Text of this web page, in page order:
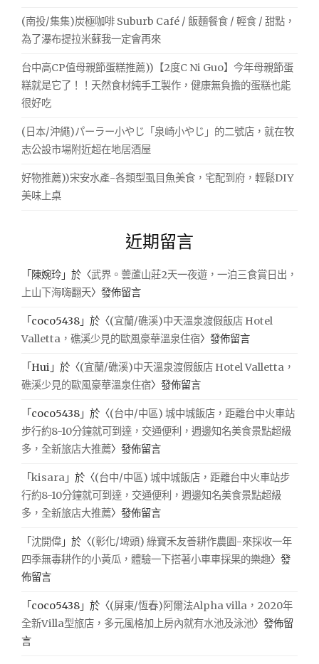
(南投/集集)炭極咖啡 Suburb Café / 飯麵餐食 / 輕食 / 甜點，
為了瀑布提拉米蘇我一定會再來
台中高CP值母親節蛋糕推薦))【2度C Ni Guo】今年母親節蛋
糕就是它了！！天然食材純手工製作，健康無負擔的蛋糕也能
很好吃
(日本/沖繩)パーラー小やじ「泉崎小やじ」的二號店，就在牧
志公設市場附近超在地居酒屋
好物推薦))宋安水產-各類型虱目魚美食，宅配到府，輕鬆DIY
美味上桌
近期留言
「 陳婉玲 」於〈武界。蕓蘆山莊2天一夜遊，一泊三食賞日出，
上山下海嗨翻天〉發佈留言
「 coco5438 」於〈(宜蘭/礁溪)中天溫泉渡假飯店 Hotel
Valletta，礁溪少見的歐風豪華溫泉住宿〉發佈留言
「Hui 」於〈(宜蘭/礁溪)中天溫泉渡假飯店 Hotel Valletta，
礁溪少見的歐風豪華溫泉住宿〉發佈留言
「 coco5438 」於〈(台中/中區) 城中城飯店，距離台中火車站
步行約8-10分鐘就可到達，交通便利，週邊知名美食景點超級
多，全新旅店大推薦〉發佈留言
「kisara 」於〈(台中/中區) 城中城飯店，距離台中火車站步
行約8-10分鐘就可到達，交通便利，週邊知名美食景點超級
多，全新旅店大推薦〉發佈留言
「沈開偉 」於〈(彰化/埤頭) 綠寶禾友善耕作農園-來採收一年
四季無毒耕作的小黃瓜，體驗一下搭著小車車採果的樂趣〉發
佈留言
「 coco5438 」於〈(屏東/恆春)阿爾法Alpha villa，2020年
全新Villa型旅店，多元風格加上房內就有水池及泳池〉發佈留
言